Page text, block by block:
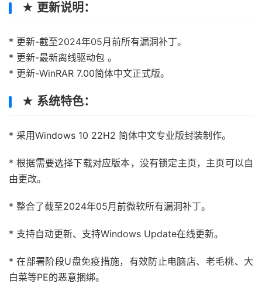
★ 更新说明：
* 更新-截至2024年05月前所有漏洞补丁。
* 更新-最新离线驱动包 。
* 更新-WinRAR 7.00简体中文正式版。
★ 系统特色：
* 采用Windows 10 22H2 简体中文专业版封装制作。
* 根据需要选择下载对应版本，没有锁定主页，主页可以自
由更改。
* 整合了截至2024年05月前微软所有漏洞补丁。
* 支持自动更新、支持Windows Update在线更新。
* 在部署阶段U盘免疫措施，有效防止电脑店、老毛桃、大
白菜等PE的恶意捆绑。